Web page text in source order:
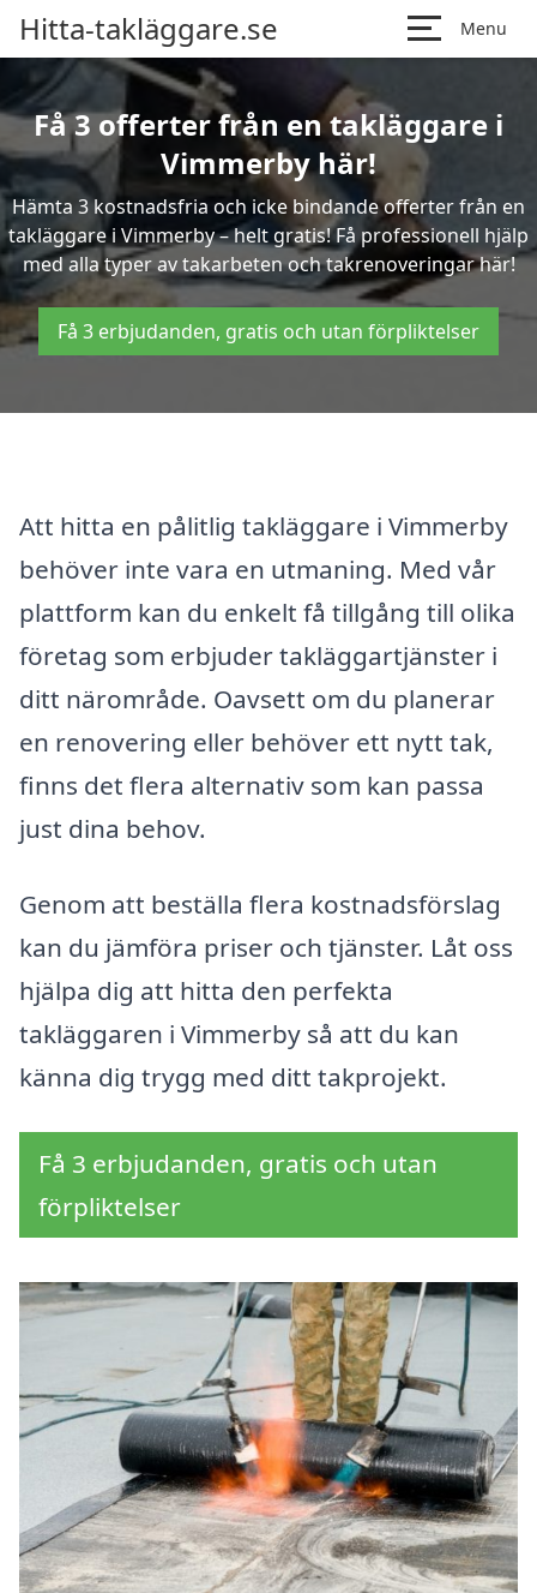
Hitta-takläggare.se Menu
Få 3 offerter från en takläggare i
Vimmerby här!
Hämta 3 kostnadsfria och icke bindande offerter från en
takläggare i Vimmerby – helt gratis! Få professionell hjälp
med alla typer av takarbeten och takrenoveringar här!
Få 3 erbjudanden, gratis och utan förpliktelser
Att hitta en pålitlig takläggare i Vimmerby
behöver inte vara en utmaning. Med vår
plattform kan du enkelt få tillgång till olika
företag som erbjuder takläggartjänster i
ditt närområde. Oavsett om du planerar
en renovering eller behöver ett nytt tak,
finns det flera alternativ som kan passa
just dina behov.
Genom att beställa flera kostnadsförslag
kan du jämföra priser och tjänster. Låt oss
hjälpa dig att hitta den perfekta
takläggaren i Vimmerby så att du kan
känna dig trygg med ditt takprojekt.
Få 3 erbjudanden, gratis och utan
förpliktelser